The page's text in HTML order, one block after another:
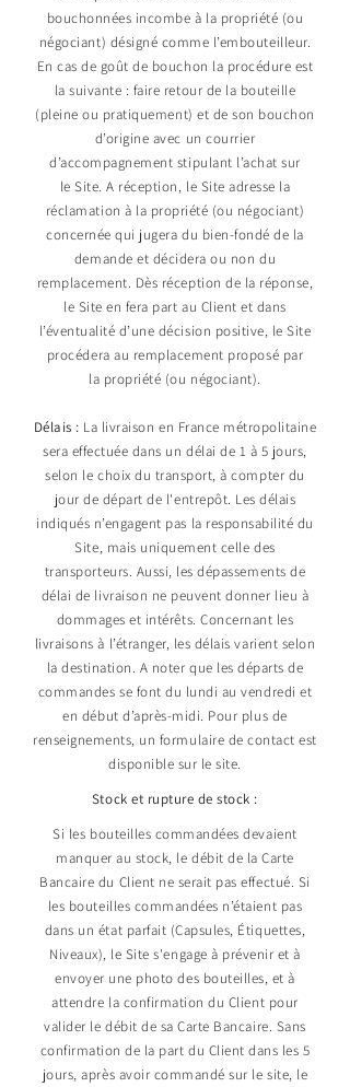
bouchonnées incombe à la propriété (ou
négociant) désigné comme l’embouteilleur.
En cas de goût de bouchon la procédure est
la suivante : faire retour de la bouteille
(pleine ou pratiquement) et de son bouchon
d’origine avec un courrier
d’accompagnement stipulant l’achat sur
le Site. A réception, le Site adresse la
réclamation à la propriété (ou négociant)
concernée qui jugera du bien-fondé de la
demande et décidera ou non du
remplacement. Dès réception de la réponse,
le Site en fera part au Client et dans
l’éventualité d’une décision positive, le Site
procédera au remplacement proposé par
la propriété (ou négociant).
Délais : La livraison en France métropolitaine
sera effectuée dans un délai de 1 à 5 jours,
selon le choix du transport, à compter du
jour de départ de l'entrepôt. Les délais
indiqués n’engagent pas la responsabilité du
Site, mais uniquement celle des
transporteurs. Aussi, les dépassements de
délai de livraison ne peuvent donner lieu à
dommages et intérêts. Concernant les
livraisons à l’étranger, les délais varient selon
la destination. A noter que les départs de
commandes se font du lundi au vendredi et
en début d’après-midi. Pour plus de
renseignements, un formulaire de contact est
disponible sur le site.
Stock et rupture de stock :
Si les bouteilles commandées devaient
manquer au stock, le débit de la Carte
Bancaire du Client ne serait pas effectué. Si
les bouteilles commandées n’étaient pas
dans un état parfait (Capsules, Étiquettes,
Niveaux), le Site s'engage à prévenir et à
envoyer une photo des bouteilles, et à
attendre la confirmation du Client pour
valider le débit de sa Carte Bancaire. Sans
confirmation de la part du Client dans les 5
jours, après avoir commandé sur le site, le